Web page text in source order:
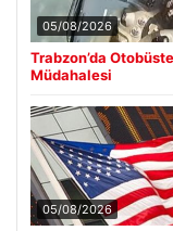
05/08/2026
Trabzon’da
Müdahalesi
05/08/2026